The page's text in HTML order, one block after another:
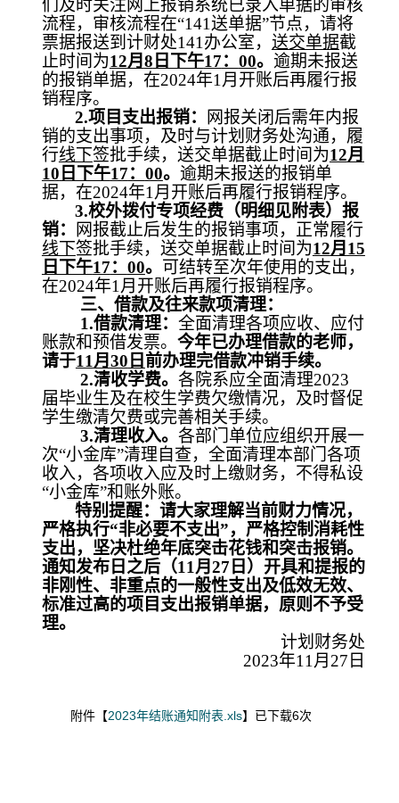
们及时关注网上报销系统已录入单据的审核
流程，审核流程在“141 送单据”节点，请将
票据报送到计财处141 办公室， 送交单据截
止时间为12月8 日下午17： 00。 逾期未报送
的报销单据，在2024年1 月开账后再履行报
销程序。
2.项目支出报销：
网报关闭后需年内报
销的支出事项，及时与计划财务处沟通，履
行线下签批手续，送交单据截止时间为12月
10 日下午17： 00。 逾期未报送的报销单
据，在2024年1 月开账后再履行报销程序。
3.校外拨付专项经费（明细见附表）报
销：
网报截止后发生的报销事项，正常履行
线下签批手续，送交单据截止时间为12月 15
日下午17： 00。
可结转至次年使用的支出，
在2024年1 月开账后再履行报销程序。
三、借款及往来款项清理：
1.借款清理： 全面清理各项应收、应付
账款和预借发票。 今年已办理借款的老师，
请于11月30 日 前办理完借款冲销手续。
2.清收学费。 各院系应全面清理2023
届毕业生及在校生学费欠缴情况，及时督促
学生缴清欠费或完善相关手续。
3.清理收入。 各部门单位应组织开展一
次“小金库”清理自查，全面清理本部门各项
收入，各项收入应及时上缴财务，不得私设
“小金库”和账外账。
特别提醒：请大家理解当前财力情况，
严格执行“非必要不支出”，严格控制消耗性
支出，坚决杜绝年底突击花钱和突击报销。
通知发布日之后（11月27 日）开具和提报的
非刚性、非重点的一般性支出及低效无效、
标准过高的项目支出报销单据，原则不予受
理。
计划财务处
2023年11 月 27 日
附件【2023年结账通知附表.xls】已下载6次